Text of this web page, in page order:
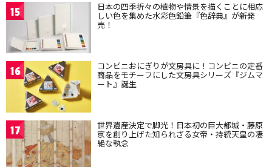
15 日本の四季折々の植物や情景を描くことに相応
しい色を集めた水彩色鉛筆『色辞典』が新発
売！
16 コンビニおにぎりが文房具に！コンビニの定番
商品をモチーフにした文房具シリーズ『ジムマ
ート』誕生
17 世界遺産決定で脚光！日本初の巨大都城・藤原
京を創り上げた知られざる女帝・持統天皇の凄
絶な執念